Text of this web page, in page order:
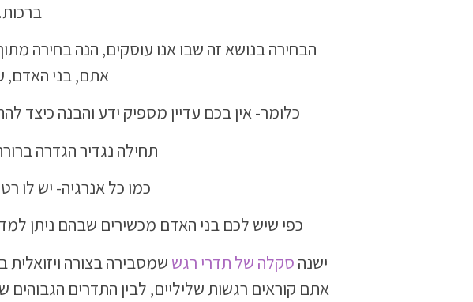
ברכות.
הבחירה בנושא זה שבו אנו עוסקים, הנה בחירה
אתם, בני האדם,
כלומר- אין בכם עדיין מספיק ידע והבנה כיצד
תחילה נגדיר הגדרה
כמו כל אנרגיה- יש לו
כפי שיש לכם בני האדם מכשירים שבהם ניתן
ישנה סקלה של תדרי רגש שמסבירה בצורה
אתם קוראים רגשות שליליים, לבין התדרים